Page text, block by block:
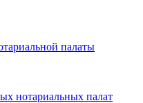
палаты
нотариальных палат